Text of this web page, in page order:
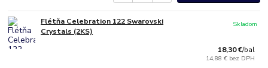
Flétňa Celebration 122 Swarovski
Crystals (2KS)
18,30 €/bal
14,88 € bez DPH
Skladom